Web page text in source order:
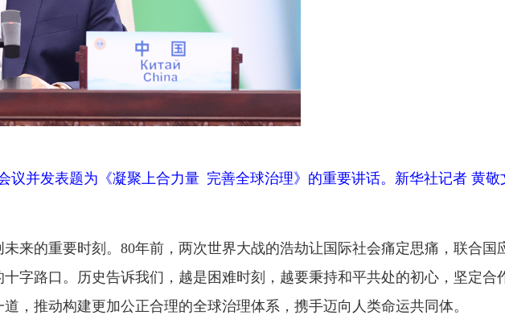
议并发表题为《凝聚上合力量 完善全球治理》的重要讲话。新华社记者 黄敬
来的重要时刻。80年前，两次世界大战的浩劫让国际社会痛定思痛，联合国
字路口。历史告诉我们，越是困难时刻，越要秉持和平共处的初心，坚定合
，推动构建更加公正合理的全球治理体系，携手迈向人类命运共同体。